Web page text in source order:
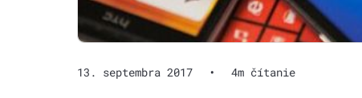
13. septembra 2017 • 4m čítanie